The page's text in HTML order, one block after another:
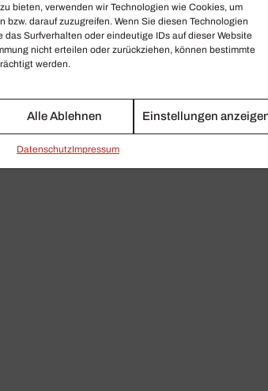
bieten, verwenden wir Technologien wie Cookies, um
bzw. darauf zuzugreifen. Wenn Sie diesen Technologien
Surfverhalten oder eindeutige IDs auf dieser Website
nicht erteilen oder zurückziehen, können bestimmte
werden.
Alle Ablehnen Einstellungen
Daten­schutzImpressum